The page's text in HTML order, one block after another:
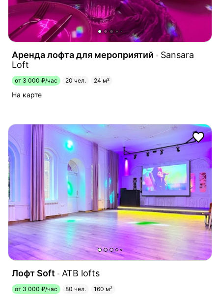
Аренда лофта для мероприятий
Sansara
Loft
от 3 000 ₽/час 20 чел. 24 м²
На карте
Лофт Soft ATB lofts
от 3 000 ₽/час 80 чел. 160 м²